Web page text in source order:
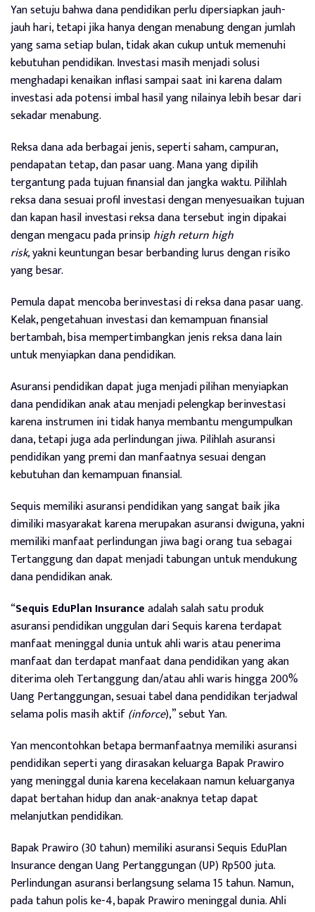
Yan setuju bahwa dana pendidikan perlu dipersiapkan jauh-
jauh hari, tetapi jika hanya dengan menabung dengan jumlah
yang sama setiap bulan, tidak akan cukup untuk memenuhi
kebutuhan pendidikan. Investasi masih menjadi solusi
menghadapi kenaikan inflasi sampai saat ini karena dalam
investasi ada potensi imbal hasil yang nilainya lebih besar dari
sekadar menabung.
Reksa dana ada berbagai jenis, seperti saham, campuran,
pendapatan tetap, dan pasar uang. Mana yang dipilih
tergantung pada tujuan finansial dan jangka waktu. Pilihlah
reksa dana sesuai profil investasi dengan menyesuaikan tujuan
dan kapan hasil investasi reksa dana tersebut ingin dipakai
dengan mengacu pada prinsiphigh return high
risk,yakni keuntungan besar berbanding lurus dengan risiko
yang besar.
Pemula dapat mencoba berinvestasi di reksa dana pasar uang.
Kelak, pengetahuan investasi dan kemampuan finansial
bertambah, bisa mempertimbangkan jenis reksa dana lain
untuk menyiapkan dana pendidikan.
Asuransi pendidikan dapat juga menjadi pilihan menyiapkan
dana pendidikan anak atau menjadi pelengkap berinvestasi
karena instrumen ini tidak hanya membantu mengumpulkan
dana, tetapi juga ada perlindungan jiwa. Pilihlah asuransi
pendidikan yang premi dan manfaatnya sesuai dengan
kebutuhan dan kemampuan finansial.
Sequis memiliki asuransi pendidikan yang sangat baik jika
dimiliki masyarakat karena merupakan asuransi dwiguna, yakni
memiliki manfaat perlindungan jiwa bagi orang tua sebagai
Tertanggung dan dapat menjadi tabungan untuk mendukung
dana pendidikan anak.
“Sequis EduPlan Insuranceadalah salah satu produk
asuransi pendidikan unggulan dari Sequis karena terdapat
manfaat meninggal dunia untuk ahli waris atau penerima
manfaat dan terdapat manfaat dana pendidikan yang akan
diterima oleh Tertanggung dan/atau ahli waris hingga 200%
Uang Pertanggungan, sesuai tabel dana pendidikan terjadwal
selama polis masih aktif(inforce),” sebut Yan.
Yan mencontohkan betapa bermanfaatnya memiliki asuransi
pendidikan seperti yang dirasakan keluarga Bapak Prawiro
yang meninggal dunia karena kecelakaan namun keluarganya
dapat bertahan hidup dan anak-anaknya tetap dapat
melanjutkan pendidikan.
Bapak Prawiro (30 tahun) memiliki asuransi Sequis EduPlan
Insurance dengan Uang Pertanggungan (UP) Rp500 juta.
Perlindungan asuransi berlangsung selama 15 tahun. Namun,
pada tahun polis ke-4, bapak Prawiro meninggal dunia. Ahli